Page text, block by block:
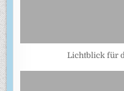
Lichtblick für